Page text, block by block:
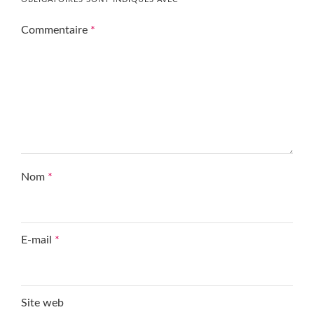
Commentaire *
Nom *
E-mail *
Site web